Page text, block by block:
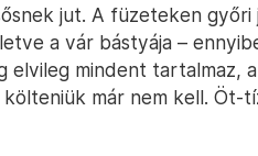
jut. A füzeteken
a vár bástyája –
elvileg mindent tartalmaz,
már nem kell.